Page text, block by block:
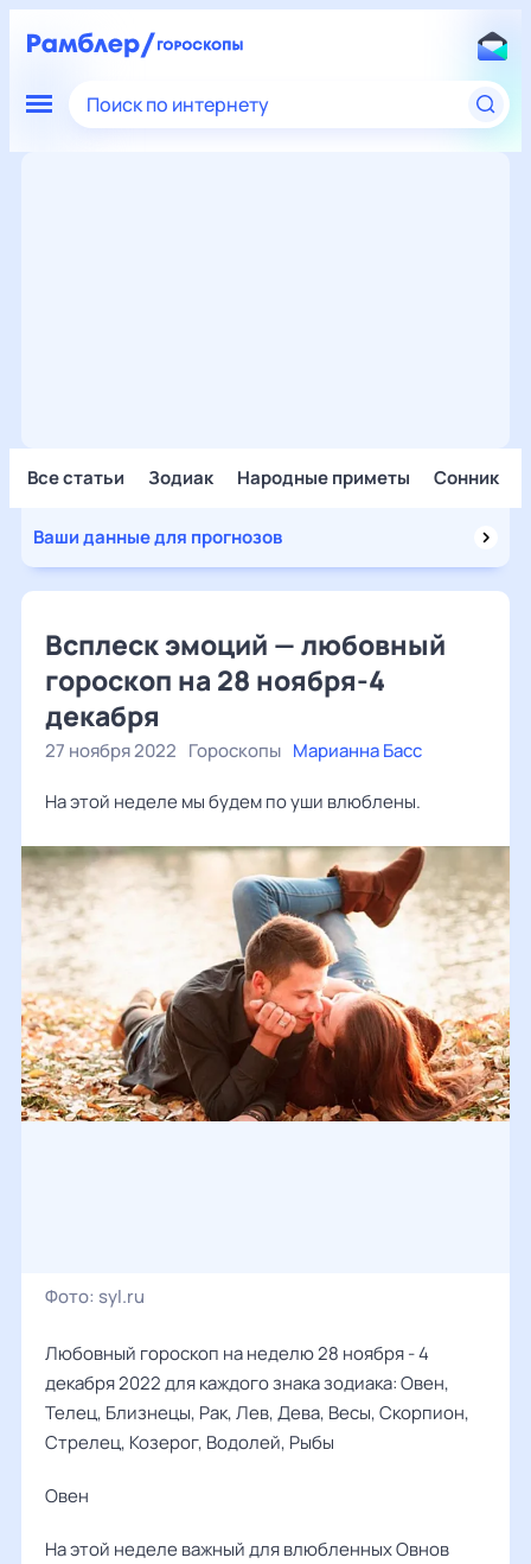
Поиск по интернету
Все статьи Зодиак Народные приметы Сонник
Ваши данные для прогнозов
Всплеск эмоций — любовный
гороскоп на 28 ноября-4
декабря
27 ноября 2022 Гороскопы Марианна Басс
На этой неделе мы будем по уши влюблены.
Фото: syl.ru
Любовный гороскоп на неделю 28 ноября - 4
декабря 2022 для каждого знака зодиака: Овен,
Телец, Близнецы, Рак, Лев, Дева, Весы, Скорпион,
Стрелец, Козерог, Водолей, Рыбы
Овен ‌‌
На этой неделе важный для влюбленных Овнов